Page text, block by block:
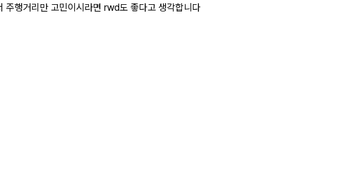
행거리만 고민이시라면 rwd도 좋다고 생각합니다